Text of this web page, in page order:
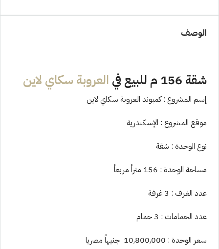
الوصف
شقة 156 م للبيع في العروبة سكاي لاين
إسم المشروع : كمبوند العروبة سكاي لاين
موقع المشروع : الإسكندرية
نوع الوحدة : شقة
مساحة الوحدة : 156 متراً مربعاً
عدد الغرف : 3 غرفة
عدد الحمامات : 3 حمام
سعر الوحدة : 10,800,000 جنيهاً مصريا